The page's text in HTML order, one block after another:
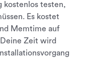
kostenlos testen,
Es kostet
Memtime auf
Zeit wird